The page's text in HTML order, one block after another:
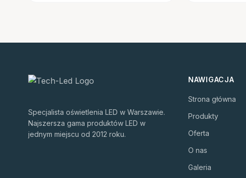
Specjalista oświetlenia LED w Warszawie.
Najszersza gama produktów LED w
jednym miejscu od 2012 roku.
NAWIGACJA
Strona główna
Produkty
Oferta
O nas
Galeria